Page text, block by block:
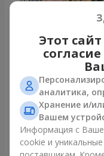
Букет "Мир
Мамы"
1 999 грн
Заказать
Этот
аналитика,
Хранение и/
Вашем
Информация с
cookie и